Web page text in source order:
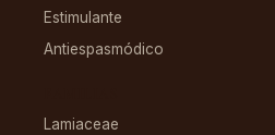
Estimulante
Antiespasmódico
Lamiaceae